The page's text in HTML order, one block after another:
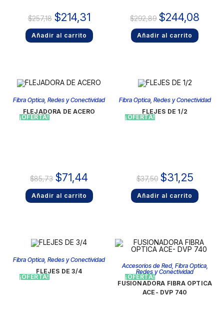
$257,18 $214,31
Añadir al carrito
$292,89 $244,08
Añadir al carrito
¡OFERTA!
Fibra Optica,Redes y Conectividad
FLEJADORA DE ACERO
$85,73 $71,44
Añadir al carrito
¡OFERTA!
Fibra Optica, Redes y Conectividad
FLEJES DE 1/2
$37,50 $31,25
Añadir al carrito
¡OFERTA!
Fibra Optica,Redes y Conectividad
FLEJES DE 3/4
¡OFERTA!
Accesorios de Red, Fibra Optica,
Redes y Conectividad
FUSIONADORA FIBRA OPTICA
ACE- DVP 740